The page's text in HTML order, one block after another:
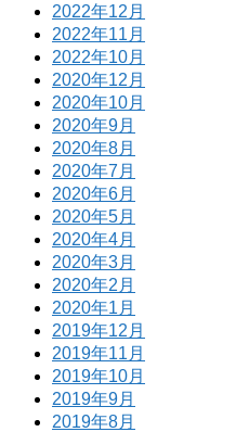
2022年12月
2022年11月
2022年10月
2020年12月
2020年10月
2020年9月
2020年8月
2020年7月
2020年6月
2020年5月
2020年4月
2020年3月
2020年2月
2020年1月
2019年12月
2019年11月
2019年10月
2019年9月
2019年8月